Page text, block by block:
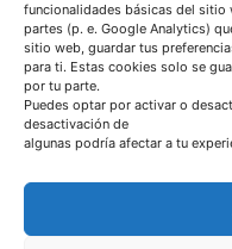
funcionalidades básicas del sitio
partes (p. e. Google Analytics)
sitio web, guardar tus
para ti. Estas cookies solo se
por tu parte.
Puedes optar por activar o
desactivación de
algunas podría afectar a tu
(+34) 946 215 470
Cómo llegar a AZTERLAN
Escríbenos